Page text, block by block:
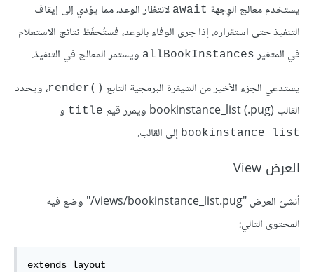
يستخدم معالج الوِجهة await لانتظار الوعد، مما يؤدي إلى إيقاف
التنفيذ حتى استقراره. إذا جرى الوفاء بالوعد، فستُحفَظ نتائج الاستعلام
في المتغير allBookInstances ويستمر المعالج في التنفيذ.
يستدعي الجزء الأخير من الشيفرة البرمجية التابع render()‎، ويحدد
القالب bookinstance_list (.pug)‎ ويمرر قيم
title و
bookinstance_list إلى القالب.
العرض View
أنشئ العرض "‎/views/bookinstance_list.pug" وضع فيه
المحتوى التالي:
extends layout